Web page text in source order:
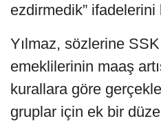
ezdirmedik” ifadelerini
Yılmaz, sözlerine
emeklilerinin maaş
kurallara göre
gruplar için ek bir